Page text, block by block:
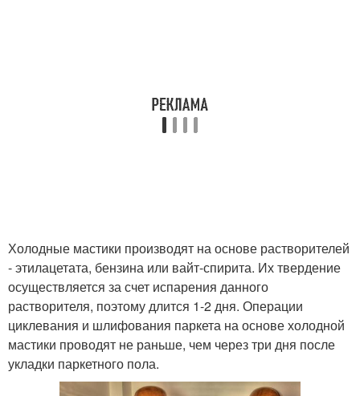
Холодные мастики производят на основе растворителей
- этилацетата, бензина или вайт-спирита. Их твердение
осуществляется за счет испарения данного
растворителя, поэтому длится 1-2 дня. Операции
циклевания и шлифования паркета на основе холодной
мастики проводят не раньше, чем через три дня после
укладки паркетного пола.